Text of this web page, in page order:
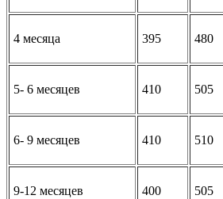
4 месяца 395 480
5- 6 месяцев 410 505
6- 9 месяцев 410 510
9-12 месяцев 400 505